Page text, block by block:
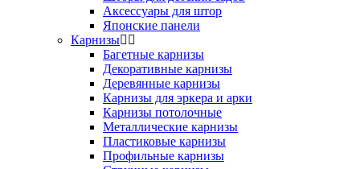
Аксессуары для штор
Японские панели
Карнизы
Багетные карнизы
Декоративные карнизы
Деревянные карнизы
Карнизы для эркера и арки
Карнизы потолочные
Металлические карнизы
Пластиковые карнизы
Профильные карнизы